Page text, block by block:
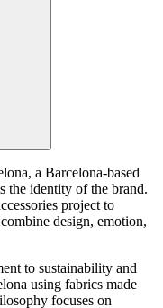
a Barcelona-based
the identity of the brand.
project to
design, emotion,
to sustainability and
using fabrics made
focuses on